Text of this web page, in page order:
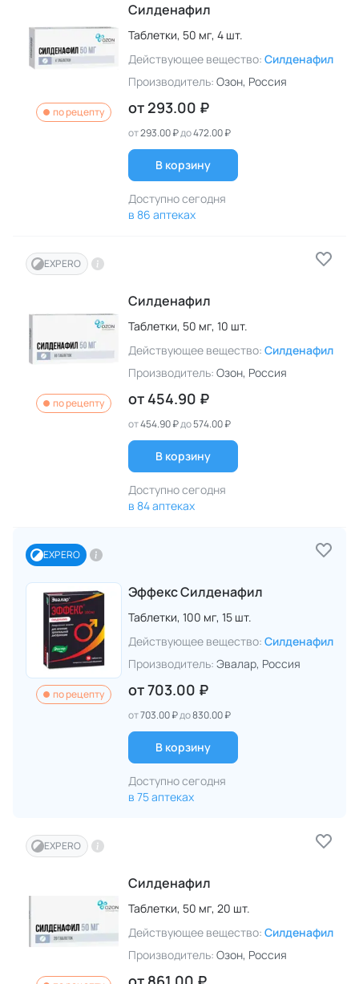
по рецепту
Силденафил
Таблетки, 50 мг, 4 шт.
Действующее вещество: Силденафил
Производитель: Озон, Россия
от 293.00 ₽
от293.00 ₽до472.00 ₽
В корзину
Доступно сегодня
в 86 аптеках
EXPERO
по рецепту
Силденафил
Таблетки, 50 мг, 10 шт.
Действующее вещество: Силденафил
Производитель: Озон, Россия
от 454.90 ₽
от454.90 ₽до574.00 ₽
В корзину
Доступно сегодня
в 84 аптеках
EXPERO
по рецепту
Эффекс Силденафил
Таблетки, 100 мг, 15 шт.
Действующее вещество: Силденафил
Производитель: Эвалар, Россия
от703.00 ₽
от703.00 ₽до830.00 ₽
В корзину
Доступно сегодня
в 75 аптеках
EXPERO
Силденафил
Таблетки, 50 мг, 20 шт.
Действующее вещество: Силденафил
Производитель: Озон, Россия